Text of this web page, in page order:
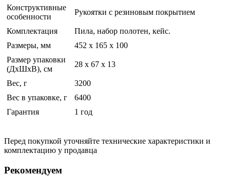
Конструктивные
особенности
Рукоятки с резиновым покрытием
Комплектация
Пила, набор полотен, кейс.
Размеры, мм
452 х 165 х 100
Размер упаковки
(ДхШхВ), см
28 x 67 x 13
Вес, г
3200
Вес в упаковке, г
6400
Гарантия
1 год
Перед покупкой уточняйте технические характеристики и
комплектацию у продавца
Рекомендуем